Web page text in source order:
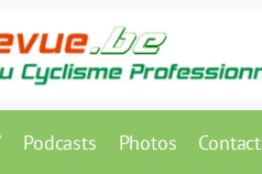
Podcasts Photos Contact